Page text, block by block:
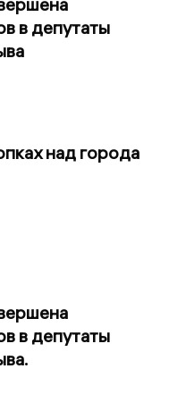
в депутаты
над города
в депутаты